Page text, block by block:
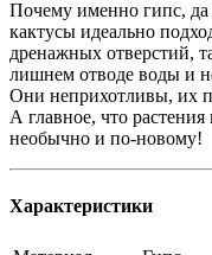
Почему именно гипс,
кактусы идеально
дренажных отверстий,
лишнем отводе воды и
Они неприхотливы, их
А главное, что
необычно и по-
Характеристики